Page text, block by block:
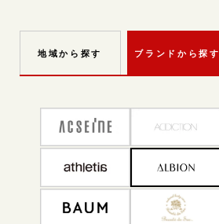
地域から探す ブランドから探す